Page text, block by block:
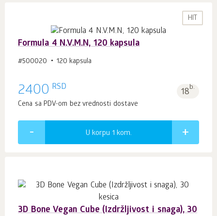
HIT
Formula 4 N.V.M.N, 120 kapsula
#500020 120 kapsula
2400 RSD 18b.
Cena sa PDV-om bez vrednosti dostave
U korpu 1 kom.
3D Bone Vegan Cube (Izdržljivost i snaga), 30